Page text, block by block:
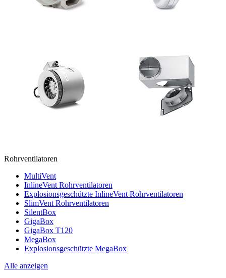
Rohrventilatoren
MultiVent
InlineVent Rohrventilatoren
Explosionsgeschützte InlineVent Rohrventilatoren
SlimVent Rohrventilatoren
SilentBox
GigaBox
GigaBox T120
MegaBox
Explosionsgeschützte MegaBox
Alle anzeigen